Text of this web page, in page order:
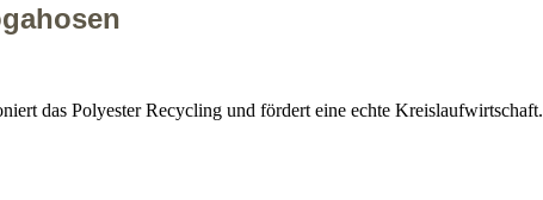
das Polyester Recycling und fördert eine echte Kreislaufwirtschaft.